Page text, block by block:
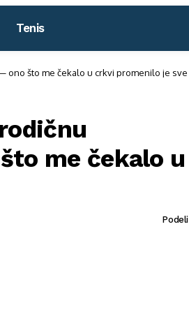
Tenis
ono što me čekalo u crkvi promenilo je sve
me čekalo u
Podeli